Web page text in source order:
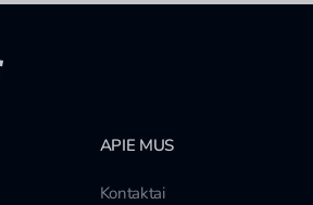
APIE MUS
Kontaktai